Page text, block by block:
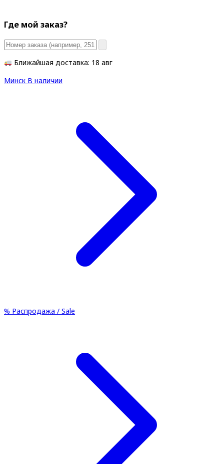
Где мой заказ?
Ближайшая доставка: 18 авг
Минск В наличии
% Распродажа / Sale